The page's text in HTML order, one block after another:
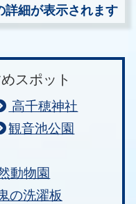
詳細が表示されます
スポット
高千穂神社
観音池公園
動物園
の洗濯板